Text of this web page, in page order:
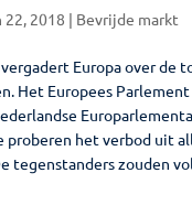
22, 2018 | Bevrijde markt
Europa over de
Het Europees
proberen het verbod uit
tegenstanders zouden